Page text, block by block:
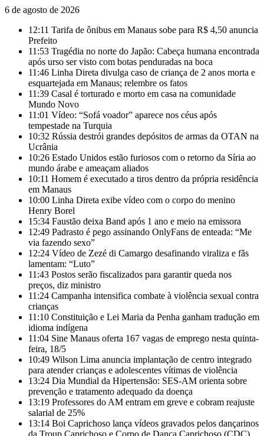
6 de agosto de 2026
12:11 Tarifa de ônibus em Manaus sobe para R$ 4,50 anuncia
Prefeito
11:53 Tragédia no norte do Japão: Cabeça humana encontrada
após urso ser visto com botas penduradas na boca
11:46 Linha Direta divulga caso de criança de 2 anos morta e
esquartejada em Manaus; relembre os fatos
11:39 Casal é torturado e morto em casa na comunidade
Mundo Novo
11:01 Vídeo: “Sofá voador” aparece nos céus após
tempestade na Turquia
10:32 Rússia destrói grandes depósitos de armas da OTAN na
Ucrânia
10:26 Estado Unidos estão furiosos com o retorno da Síria ao
mundo árabe e ameaçam aliados
10:11 Homem é executado a tiros dentro da própria residência
em Manaus
10:00 Linha Direta exibe vídeo com o corpo do menino
Henry Borel
15:34 Faustão deixa Band após 1 ano e meio na emissora
12:49 Padrasto é pego assinando OnlyFans de enteada: “Me
via fazendo sexo”
12:24 Vídeo de Zezé di Camargo desafinando viraliza e fãs
lamentam: “Luto”
11:43 Postos serão fiscalizados para garantir queda nos
preços, diz ministro
11:24 Campanha intensifica combate à violência sexual contra
crianças
11:10 Constituição e Lei Maria da Penha ganham tradução em
idioma indígena
11:04 Sine Manaus oferta 167 vagas de emprego nesta quinta-
feira, 18/5
10:49 Wilson Lima anuncia implantação de centro integrado
para atender crianças e adolescentes vítimas de violência
13:24 Dia Mundial da Hipertensão: SES-AM orienta sobre
prevenção e tratamento adequado da doença
13:19 Professores do AM entram em greve e cobram reajuste
salarial de 25%
13:14 Boi Caprichoso lança vídeos gravados pelos dançarinos
da Troup Caprichoso e Corpo de Dança Caprichoso (CDC)